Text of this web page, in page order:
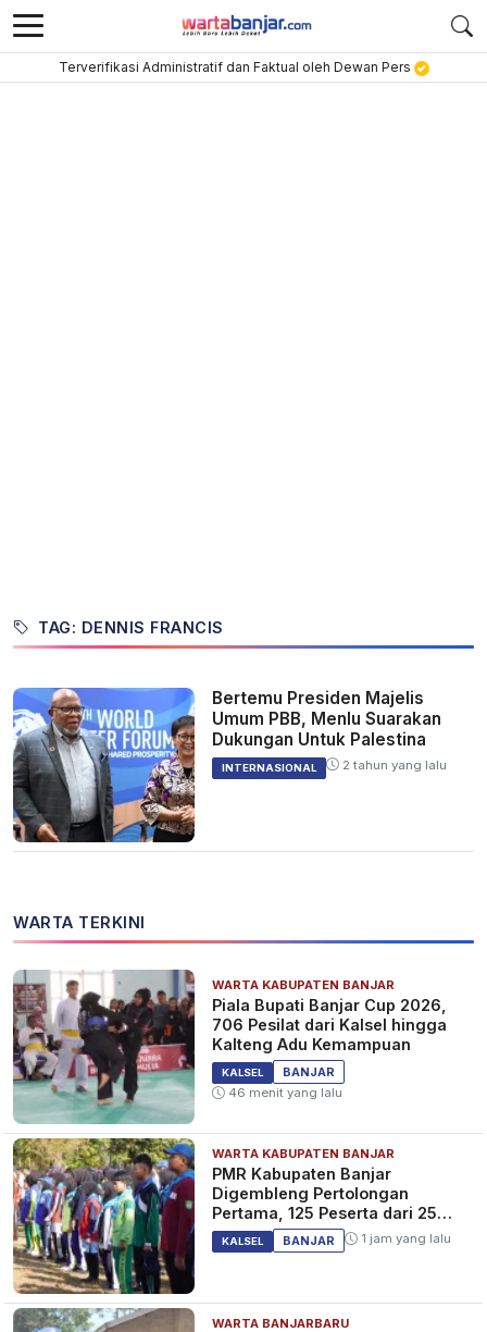
Terverifikasi Administratif dan Faktual oleh Dewan Pers
TAG: DENNIS FRANCIS
Bertemu Presiden Majelis
Umum PBB, Menlu Suarakan
Dukungan Untuk Palestina
INTERNASIONAL 2 tahun yang lalu
WARTA TERKINI
WARTA KABUPATEN BANJAR
Piala Bupati Banjar Cup 2026,
706 Pesilat dari Kalsel hingga
Kalteng Adu Kemampuan
KALSEL
BANJAR
46 menit yang lalu
WARTA KABUPATEN BANJAR
PMR Kabupaten Banjar
Digembleng Pertolongan
Pertama, 125 Peserta dari 25
Sekolah
KALSEL BANJAR 1 jam yang lalu
WARTA BANJARBARU